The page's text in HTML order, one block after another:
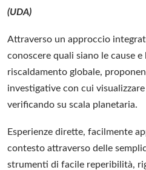
(UDA)
Attraverso un approccio
conoscere quali siano le cause e
riscaldamento globale,
investigative con cui
verificando su scala planetaria.
Esperienze dirette, facilmente
contesto attraverso delle
strumenti di facile reperibilità,